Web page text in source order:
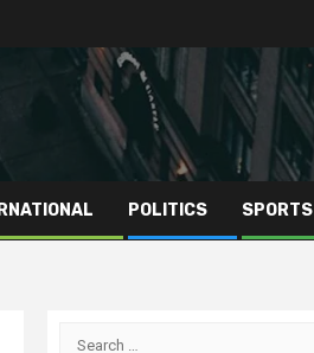
POLITICS SPORTS
Search